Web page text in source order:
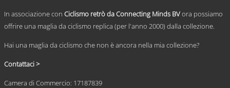
In associazione con Ciclismo retrò da Connecting Minds BVora possiamo
offrire una maglia da ciclismo replica (per l'anno 2000) dalla collezione.
Hai una maglia da ciclismo che non è ancora nella mia collezione?
Contattaci >
Camera di Commercio: 17187839